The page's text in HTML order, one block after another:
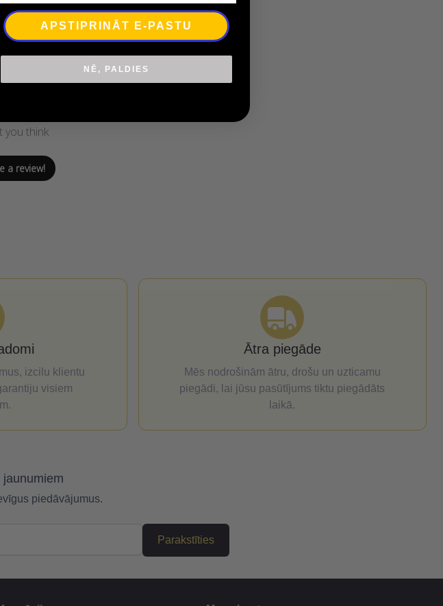
stars!
you think
a review!
izcilu klientu
visiem
Ātra piegāde
Mēs nodrošinām ātru, drošu un uzticamu
piegādi, lai jūsu pasūtījums tiktu piegādāts
laikā.
piedāvājumus.
Parakstīties
APSTIPRINĀT E-PASTU
NĒ, PALDIES